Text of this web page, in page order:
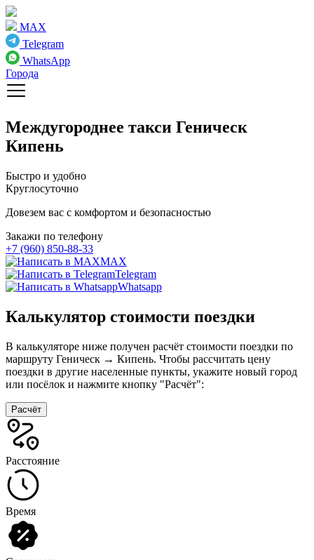
MAX
Telegram
WhatsApp
Города
Междугороднее такси Геническ
Кипень
Быстро и удобно
Круглосуточно
Довезем вас с комфортом и безопасностью
Закажи по телефону
+7 (960) 850-88-33
MAX
Telegram
Whatsapp
Калькулятор стоимости поездки
В калькуляторе ниже получен расчёт стоимости поездки по
маршруту Геническ → Кипень. Чтобы рассчитать цену
поездки в другие населенные пункты, укажите новый город
или посёлок и нажмите кнопку "Расчёт":
Расчёт
Расстояние
Время